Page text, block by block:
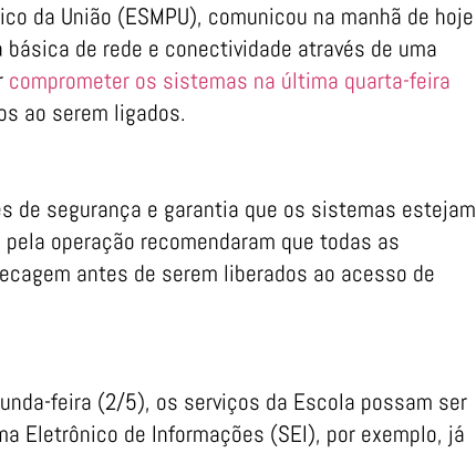
da União (ESMPU), comunicou na manhã de hoje
de rede e conectividade através de uma
comprometer os sistemas na última quarta-feira
ao serem ligados.
de segurança e garantia que os sistemas estejam
operação recomendaram que todas as
antes de serem liberados ao acesso de
feira (2/5), os serviços da Escola possam ser
Eletrônico de Informações (SEI), por exemplo, já